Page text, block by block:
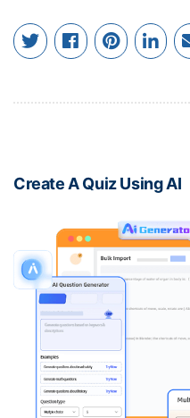
Create A Quiz Using AI